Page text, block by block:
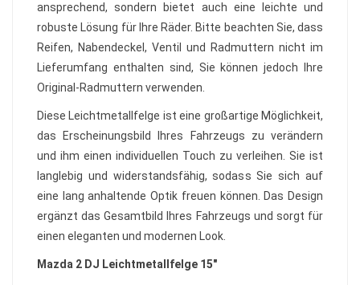
ansprechend, sondern bietet auch eine leichte und
robuste Lösung für Ihre Räder. Bitte beachten Sie, dass
Reifen, Nabendeckel, Ventil und Radmuttern nicht im
Lieferumfang enthalten sind, Sie können jedoch Ihre
Original-Radmuttern verwenden.
Diese Leichtmetallfelge ist eine großartige Möglichkeit,
das Erscheinungsbild Ihres Fahrzeugs zu verändern
und ihm einen individuellen Touch zu verleihen. Sie ist
langlebig und widerstandsfähig, sodass Sie sich auf
eine lang anhaltende Optik freuen können. Das Design
ergänzt das Gesamtbild Ihres Fahrzeugs und sorgt für
einen eleganten und modernen Look.
Mazda 2 DJ Leichtmetallfelge 15"